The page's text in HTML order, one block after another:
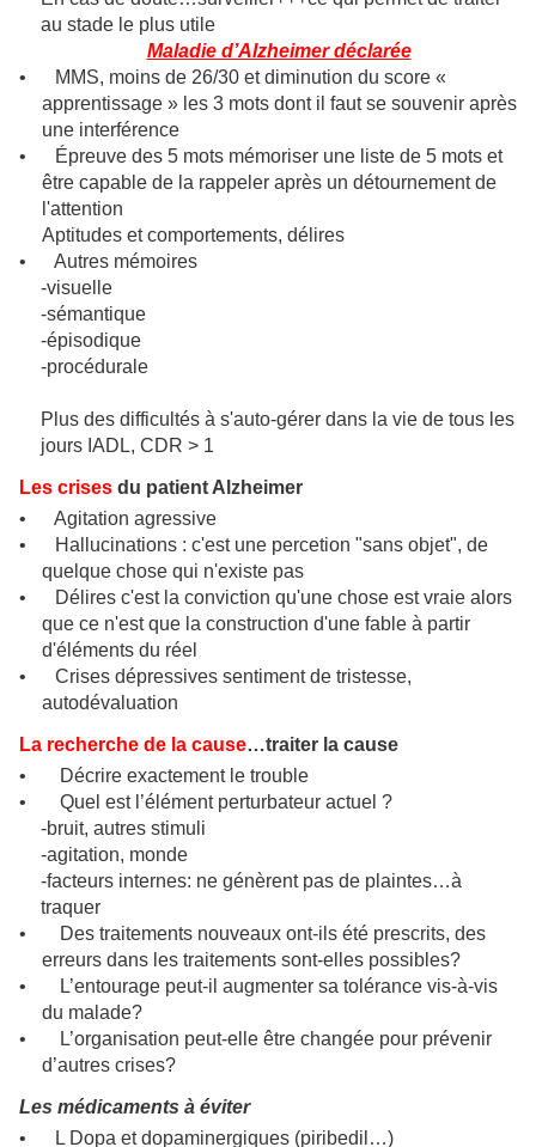
au stade le plus utile
Maladie d’Alzheimer déclarée
•
MMS, moins de 26/30 et diminution du score «
apprentissage »les 3 mots dont il faut se souvenir après
une interférence
•
Épreuve des 5 mots mémoriser une liste de 5 mots et
être capable de la rappeler après un détournement de
l'attention
Aptitudes et comportements, délires
•
Autres mémoires
-visuelle
-sémantique
-épisodique
-procédurale
Plus des difficultés à s'auto-gérer dans la vie de tous les
jours IADL, CDR > 1
Les crises du patient Alzheimer
•
Agitation agressive
•
Hallucinations : c'est une percetion "sans objet", de
quelque chose qui n'existe pas
•
Délires c'est la conviction qu'une chose est vraie alors
que ce n'est que la construction d'une fable à partir
d'éléments du réel
•
Crises dépressives sentiment de tristesse,
autodévaluation
La recherche de la cause…traiter la cause
•
Décrire exactement le trouble
•
Quel est l’élément perturbateur actuel ?
-bruit, autres stimuli
-agitation, monde
-facteurs internes: ne génèrent pas de plaintes…à
traquer
•
Des traitements nouveaux ont-ils été prescrits, des
erreurs dans les traitements sont-elles possibles?
•
L’entourage peut-il augmenter sa tolérance vis-à-vis
du malade?
•
L’organisation peut-elle être changée pour prévenir
d’autres crises?
Les médicaments à éviter
•
L Dopa et dopaminergiques (piribedil…)